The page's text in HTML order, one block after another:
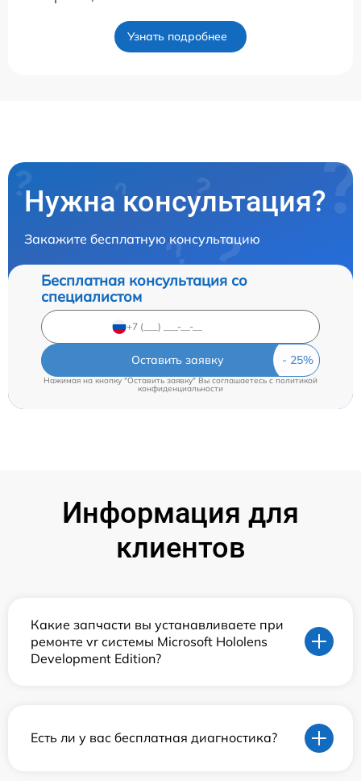
Узнать подробнее
Нужна консультация?
Закажите бесплатную консультацию
Бесплатная консультация со
специалистом
Оставить заявку
Нажимая на кнопку "Оставить заявку" Вы соглашаетесь cполитикой
конфиденциальности
Информация для
клиентов
Какие запчасти вы устанавливаете при
ремонте vr системы Microsoft Hololens
Development Edition?
Есть ли у вас бесплатная диагностика?